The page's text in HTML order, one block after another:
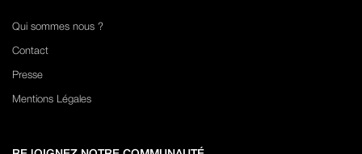
Qui sommes nous ?
Contact
Presse
Mentions Légales